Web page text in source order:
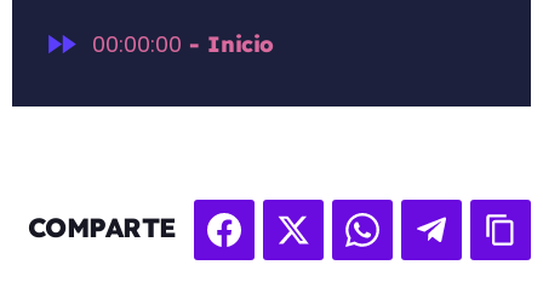
fast_forward 00:00:00 - Inicio
COMPARTE